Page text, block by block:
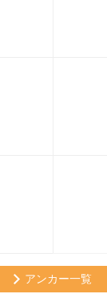
アンカー一覧